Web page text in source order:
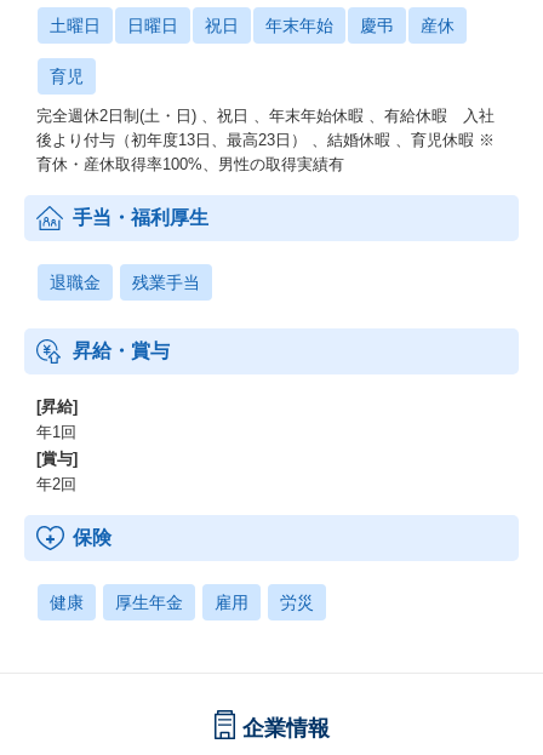
土曜日 日曜日 祝日 年末年始 慶弔 産休
育児
完全週休2日制(土・日) 、祝日 、年末年始休暇 、有給休暇 入社
後より付与（初年度13日、最高23日） 、結婚休暇 、育児休暇 ※
育休・産休取得率100%、男性の取得実績有
手当・福利厚生
退職金 残業手当
昇給・賞与
[昇給]
年1回
[賞与]
年2回
保険
健康 厚生年金 雇用 労災
企業情報